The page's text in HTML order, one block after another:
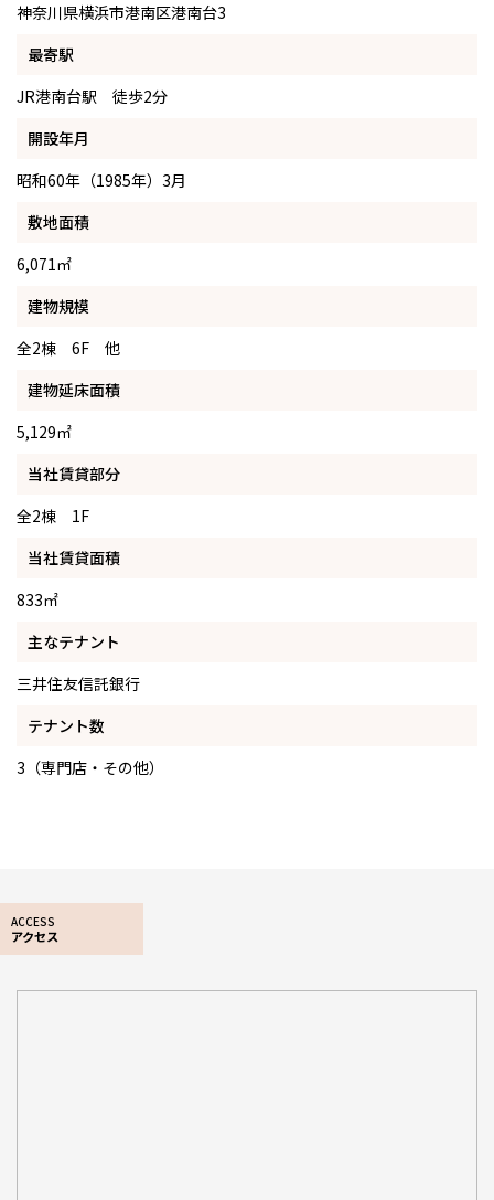
神奈川県横浜市港南区港南台3
最寄駅
JR港南台駅 徒歩2分
開設年月
昭和60年（1985年）3月
敷地面積
6,071㎡
建物規模
全2棟 6F 他
建物延床面積
5,129㎡
当社賃貸部分
全2棟 1F
当社賃貸面積
833㎡
主なテナント
三井住友信託銀行
テナント数
3（専門店・その他）
ACCESS
アクセス